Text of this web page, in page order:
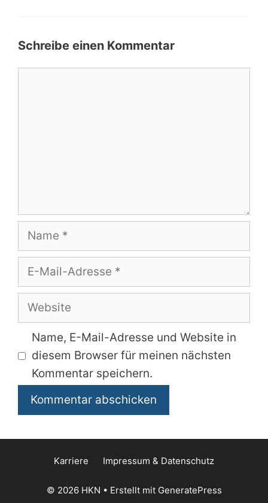
Schreibe einen Kommentar
Name
E-
Mail-
Adresse
Website
Name, E-Mail-Adresse und Website in
diesem Browser für meinen nächsten
Kommentar speichern.
Karriere Impressum & Datenschutz
© 2026 HKN • Erstellt mit GeneratePress